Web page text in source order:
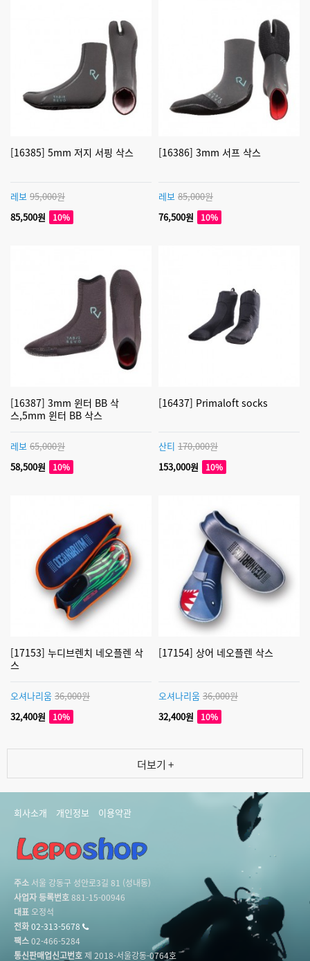
[16385] 5mm 저지 서핑 삭스
레보 95,000원
85,500원
10%
[16386] 3mm 서프 삭스
레보 85,000원
76,500원
10%
[16387] 3mm 윈터 BB 삭
스,5mm 윈터 BB 삭스
레보 65,000원
58,500원
10%
[16437] Primaloft socks
산티 170,000원
153,000원
10%
[17153] 누디브렌치 네오플렌 삭
스
오셔나리움 36,000원
32,400원
10%
[17154] 상어 네오플렌 삭스
오셔나리움 36,000원
32,400원
10%
더보기 +
회사소개 개인정보 이용약관
주소 서울 강동구 성안로3길 81 (성내동)
사업자 등록번호881-15-00946
대표오정석
전화02-313-5678
팩스02-466-5284
통신판매업신고번호제 2018-서울강동-0764호